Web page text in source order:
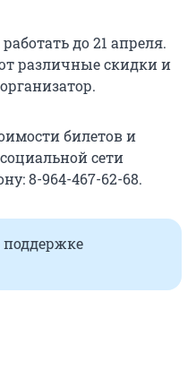
до 21 апреля.
различные скидки и
билетов и
сети
8-964-467-62-68.
поддержке